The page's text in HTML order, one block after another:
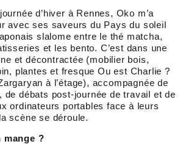
d’hiver à Rennes, Oko m’a
avec ses saveurs du Pays du soleil
slalome entre le thé matcha,
et les bento. C’est dans une
et décontractée (mobilier bois,
plantes et fresque Ou est Charlie ?
à l’étage), accompagnée de
de débats post-journée de travail et de
ordinateurs portables face à leurs
scène se déroule.
mange ?